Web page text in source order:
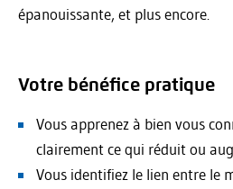
épanouissante, et plus encore.
Votre bénéfice pratique
Vous apprenez à bien vous
clairement ce qui réduit ou
Vous identifiez le lien entre le